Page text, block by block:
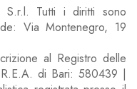
S.r.l. Tutti i diritti sono
Via Montenegro, 19
al Registro delle
di Bari: 580439 |